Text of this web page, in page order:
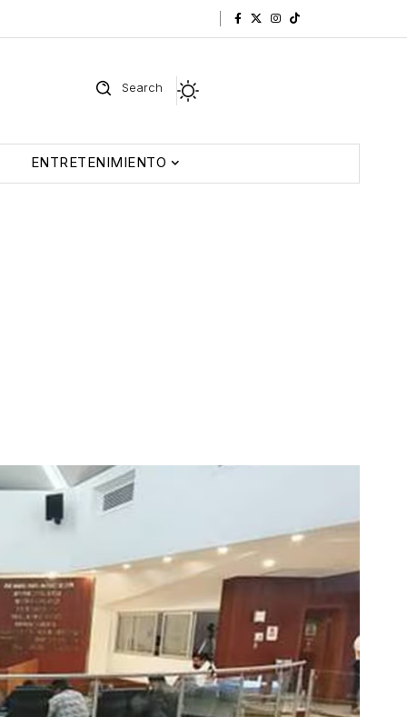
Search
ENTRETENIMIENTO